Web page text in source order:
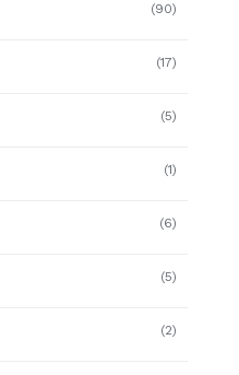
(90)
(17)
(5)
(1)
(6)
(5)
(2)